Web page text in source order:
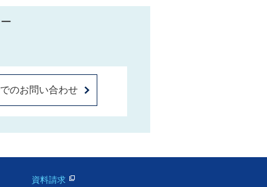
のお問い合わせ
資料請求